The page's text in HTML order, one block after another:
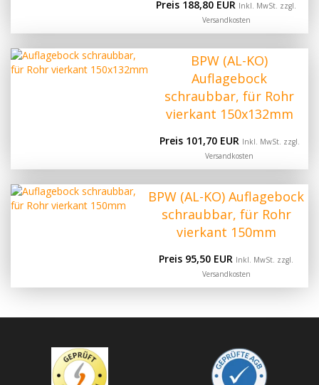
Preis 188,80 EUR Inkl. MwSt. zzgl.
Versandkosten
BPW (AL-KO)
Auflagebock
schraubbar, für Rohr
vierkant 150x132mm
Preis 101,70 EUR Inkl. MwSt. zzgl.
Versandkosten
BPW (AL-KO) Auflagebock
schraubbar, für Rohr
vierkant 150mm
Preis 95,50 EUR Inkl. MwSt. zzgl.
Versandkosten